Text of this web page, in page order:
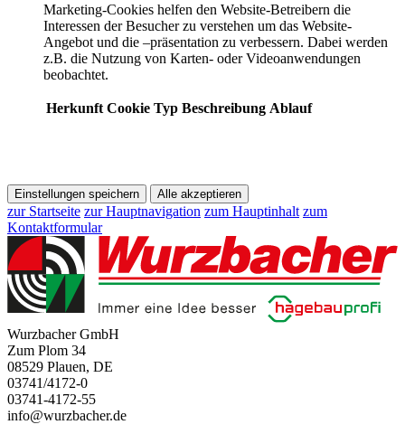
Marketing-Cookies helfen den Website-Betreibern die
Interessen der Besucher zu verstehen um das Website-
Angebot und die –präsentation zu verbessern. Dabei werden
z.B. die Nutzung von Karten- oder Videoanwendungen
beobachtet.
Herkunft Cookie Typ Beschreibung Ablauf
Einstellungen speichern Alle akzeptieren
zur Startseite zur Hauptnavigation zum Hauptinhalt zum
Kontaktformular
Wurzbacher GmbH
Zum Plom 34
08529 Plauen, DE
03741/4172-0
03741-4172-55
info@wurzbacher.de